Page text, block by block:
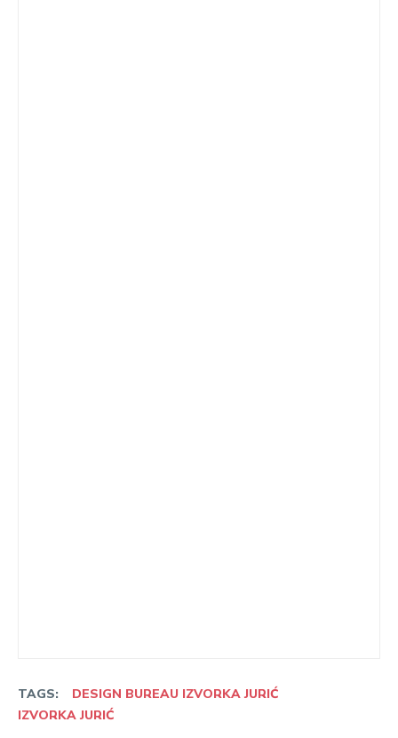
TAGS:
DESIGN BUREAU IZVORKA JURIĆ
IZVORKA JURIĆ